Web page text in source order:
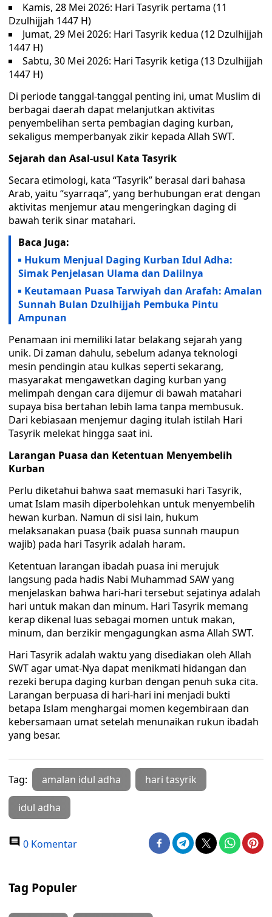
Kamis, 28 Mei 2026: Hari Tasyrik pertama (11
Dzulhijjah 1447 H)
Jumat, 29 Mei 2026: Hari Tasyrik kedua (12 Dzulhijjah
1447 H)
Sabtu, 30 Mei 2026: Hari Tasyrik ketiga (13 Dzulhijjah
1447 H)
Di periode tanggal-tanggal penting ini, umat Muslim di
berbagai daerah dapat melanjutkan aktivitas
penyembelihan serta pembagian daging kurban,
sekaligus memperbanyak zikir kepada Allah SWT.
Sejarah dan Asal-usul Kata Tasyrik
Secara etimologi, kata “Tasyrik” berasal dari bahasa
Arab, yaitu “syarraqa”, yang berhubungan erat dengan
aktivitas menjemur atau mengeringkan daging di
bawah terik sinar matahari.
Baca Juga:
Hukum Menjual Daging Kurban Idul Adha:
Simak Penjelasan Ulama dan Dalilnya
Keutamaan Puasa Tarwiyah dan Arafah: Amalan
Sunnah Bulan Dzulhijjah Pembuka Pintu
Ampunan
Penamaan ini memiliki latar belakang sejarah yang
unik. Di zaman dahulu, sebelum adanya teknologi
mesin pendingin atau kulkas seperti sekarang,
masyarakat mengawetkan daging kurban yang
melimpah dengan cara dijemur di bawah matahari
supaya bisa bertahan lebih lama tanpa membusuk.
Dari kebiasaan menjemur daging itulah istilah Hari
Tasyrik melekat hingga saat ini.
Larangan Puasa dan Ketentuan Menyembelih
Kurban
Perlu diketahui bahwa saat memasuki hari Tasyrik,
umat Islam masih diperbolehkan untuk menyembelih
hewan kurban. Namun di sisi lain, hukum
melaksanakan puasa (baik puasa sunnah maupun
wajib) pada hari Tasyrik adalah haram.
Ketentuan larangan ibadah puasa ini merujuk
langsung pada hadis Nabi Muhammad SAW yang
menjelaskan bahwa hari-hari tersebut sejatinya adalah
hari untuk makan dan minum. Hari Tasyrik memang
kerap dikenal luas sebagai momen untuk makan,
minum, dan berzikir mengagungkan asma Allah SWT.
Hari Tasyrik adalah waktu yang disediakan oleh Allah
SWT agar umat-Nya dapat menikmati hidangan dan
rezeki berupa daging kurban dengan penuh suka cita.
Larangan berpuasa di hari-hari ini menjadi bukti
betapa Islam menghargai momen kegembiraan dan
kebersamaan umat setelah menunaikan rukun ibadah
yang besar.
Tag: amalan idul adha hari tasyrik
idul adha
0 Komentar
Tag Populer